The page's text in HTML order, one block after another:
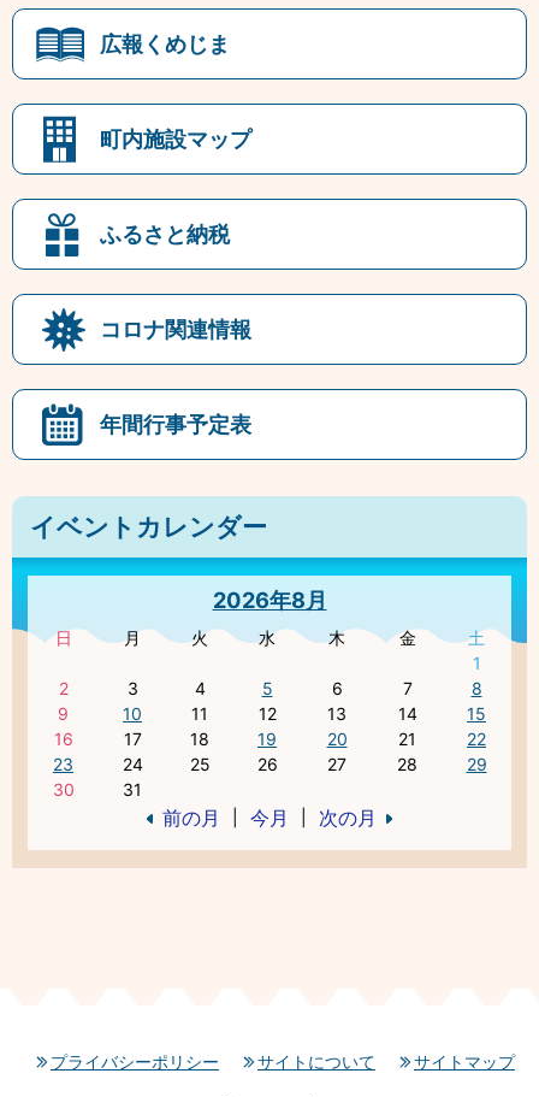
広報くめじま
町内施設マップ
ふるさと納税
コロナ関連情報
年間行事予定表
イベントカレンダー
2026年8月
日 月 火 水 木 金
土
1
2
3 4 5 6 7
8
9
10 11 12 13 14
15
16
17 18 19 20 21
22
23
24 25 26 27 28
29
30
31
前の月 今月 次の月
プライバシーポリシー サイトについて サイトマップ